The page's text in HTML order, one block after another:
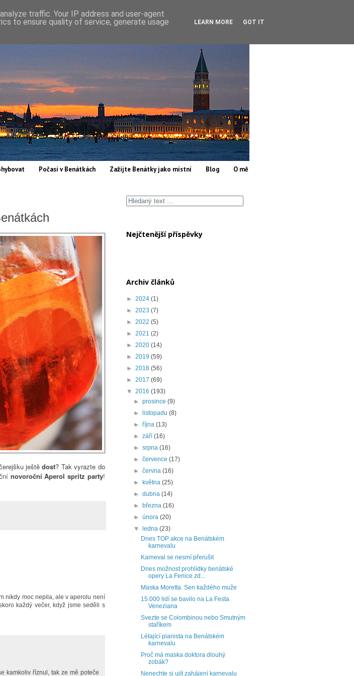
Počasí v Benátkách Zažijte Benátky jako místní Blog O mě
ještědost? Tak vyrazte do
novoroční Aperol spritz party!
nikdy moc nepila, ale v aperolu není
každý večer, když jsme seděli s
kamkoliv říznul, tak ze mě poteče
Nejčtenější příspěvky
Archiv článků
► 2024 (1)
► 2023 (7)
► 2022 (5)
► 2021 (2)
► 2020 (14)
► 2019 (59)
► 2018 (56)
► 2017 (69)
▼ 2016 (193)
► prosince (9)
► listopadu (8)
► října (13)
► září (16)
► srpna (16)
► července (17)
► června (16)
► května (25)
► dubna (14)
► března (16)
► února (20)
▼ ledna (23)
Dnes TOP akce na Benátském
karnevalu
Karneval se nesmí přerušit
Dnes možnost prohlídky benátské
opery La Fenice zd...
Maska Moretta. Sen každého muže
15.000 lidí se bavilo na La Festa
Veneziana
Svezte se Colombinou nebo Smutným
staříkem
Létající pianista na Benátském
karnevalu
Proč má maska doktora dlouhý
zobák?
Nenechte si ujít zahájení karnevalu
traffic. Your IP address and user-agent
to ensure quality of service, generate usage
LEARN MORE GOT IT